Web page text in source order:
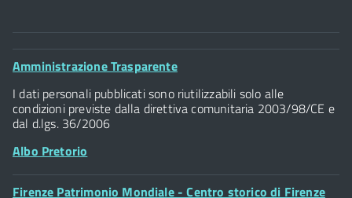
Comune di Firenze
Palazzo Vecchio
Piazza della Signoria - 50122, Firenze
P.IVA 01307110484
Posta Elettronica Certificata
Footer
Amministrazione Trasparente
I dati personali pubblicati sono riutilizzabili solo alle
condizioni previste dalla direttiva comunitaria 2003/98/CE e
dal d.lgs. 36/2006
Albo Pretorio
Footer
Firenze Patrimonio Mondiale - Centro storico di Firenze